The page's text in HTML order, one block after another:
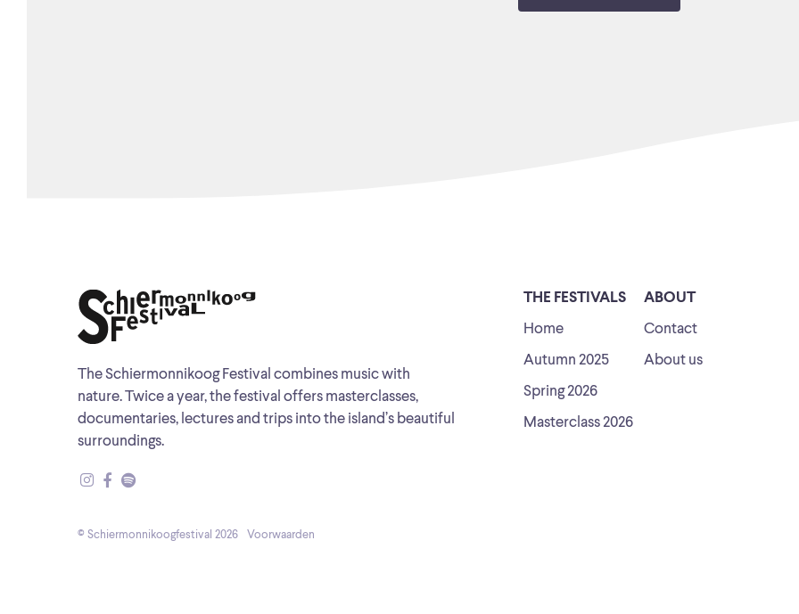
The Schiermonnikoog Festival combines music with
nature. Twice a year, the festival offers masterclasses,
documentaries, lectures and trips into the island’s beautiful
surroundings.
THE FESTIVALS
Home
Autumn 2025
Spring 2026
Masterclass 2026
ABOUT
Contact
About us
© Schiermonnikoogfestival 2026 Voorwaarden